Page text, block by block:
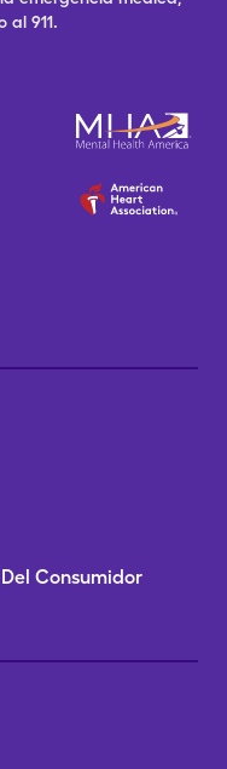
al 911.
Consumidor